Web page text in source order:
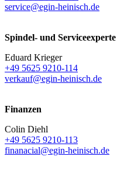
service@egin-heinisch.de
Spindel- und Serviceexperte
Eduard Krieger
+49 5625 9210-114
verkauf@egin-heinisch.de
Finanzen
Colin Diehl
+49 5625 9210-113
finanacial@egin-heinisch.de